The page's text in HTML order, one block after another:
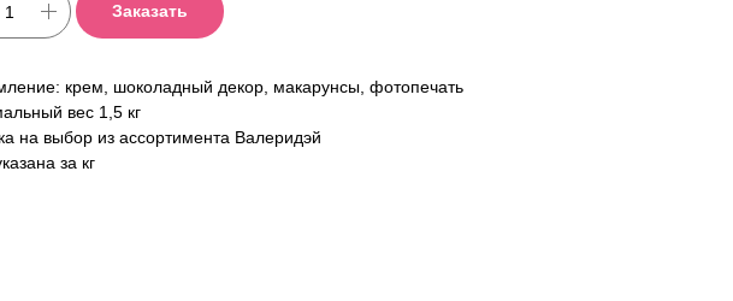
Заказать
крем, шоколадный декор, макарунсы, фотопечать
вес 1,5 кг
на выбор из ассортимента Валеридэй
за кг